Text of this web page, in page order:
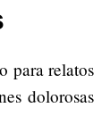
para relatos
dolorosas